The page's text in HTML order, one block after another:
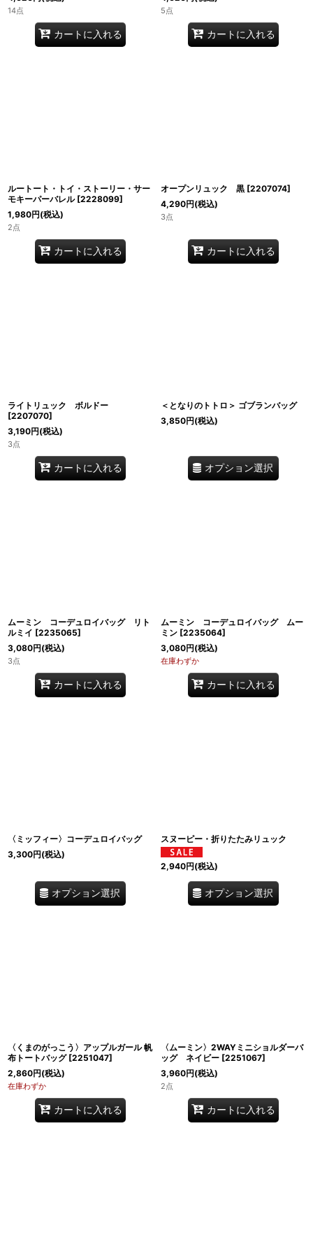
14点
カートに入れる
5点
カートに入れる
ルートート・トイ・ストーリー・サー
モキーパーバレル [2228099]
1,980円(税込)
2点
カートに入れる
オープンリュック 黒 [2207074]
4,290円(税込)
3点
カートに入れる
ライトリュック ボルドー
[2207070]
3,190円(税込)
3点
カートに入れる
＜となりのトトロ＞ ゴブランバッグ
3,850円(税込)
オプション選択
ムーミン コーデュロイバッグ リト
ルミイ [2235065]
3,080円(税込)
3点
カートに入れる
ムーミン コーデュロイバッグ ムー
ミン [2235064]
3,080円(税込)
在庫わずか
カートに入れる
〈ミッフィー〉コーデュロイバッグ
3,300円(税込)
オプション選択
スヌーピー・折りたたみリュック
2,940円(税込)
オプション選択
〈くまのがっこう〉アップルガール 帆
布トートバッグ [2251047]
2,860円(税込)
在庫わずか
カートに入れる
〈ムーミン〉2WAYミニショルダーバ
ッグ ネイビー [2251067]
3,960円(税込)
2点
カートに入れる